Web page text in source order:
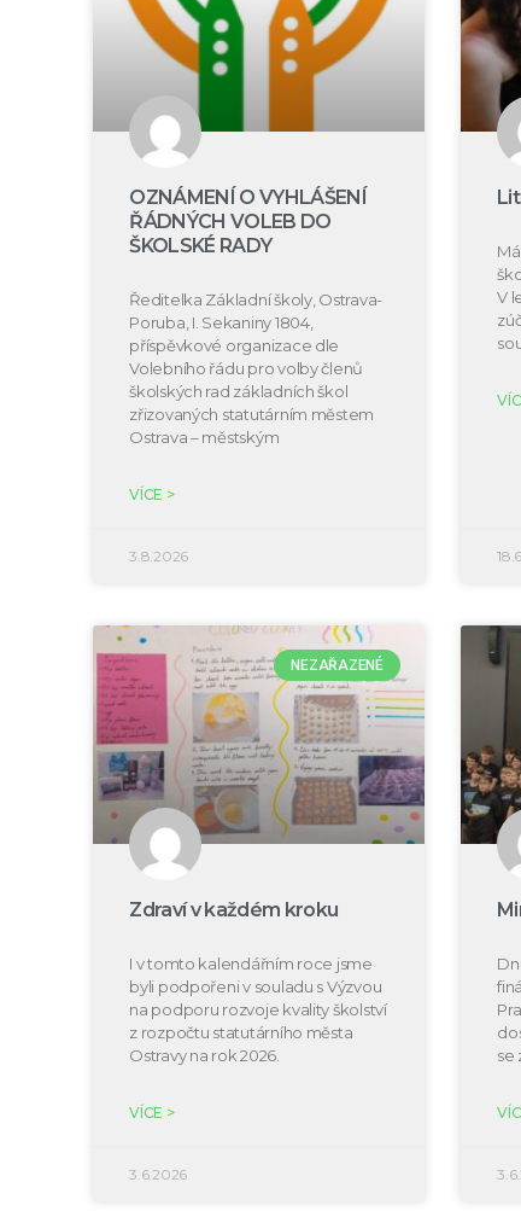
OZNÁMENÍ O VYHLÁŠENÍ
ŘÁDNÝCH VOLEB DO
ŠKOLSKÉ RADY
Ředitelka Základní školy, Ostrava-
Poruba, I. Sekaniny 1804,
příspěvkové organizace dle
Volebního řádu pro volby členů
školských rad základních škol
zřizovaných statutárním městem
Ostrava – městským
VÍCE >
3.8.2026
V
NEZAŘAZENÉ
Zdraví v každém kroku
I v tomto kalendářním roce jsme
byli podpořeni v souladu s Výzvou
na podporu rozvoje kvality školství
z rozpočtu statutárního města
Ostravy na rok 2026.
VÍCE >
3.6.2026
se